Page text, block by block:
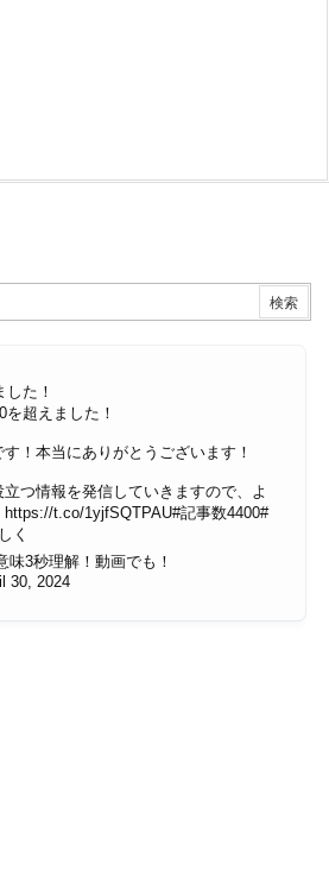
た！
超えました！
！本当にありがとうございます！
つ情報を発信していきますので、よ
https://t.co/1yjfSQTPAU#記事数4400#
く
3秒理解！動画でも！
30, 2024